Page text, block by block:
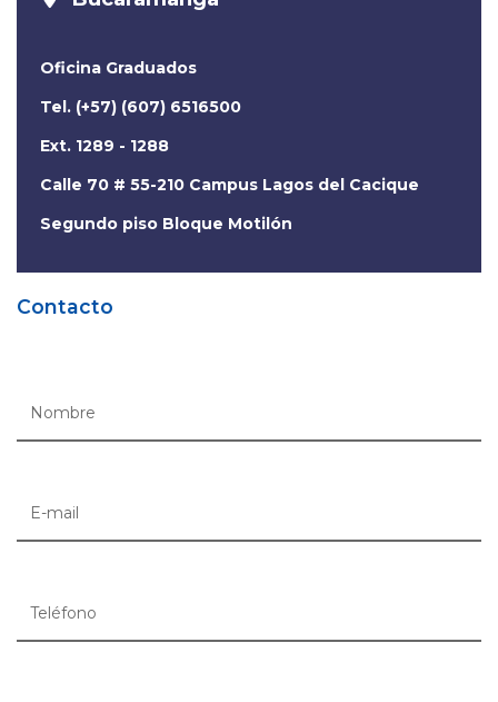
Oficina Graduados
Tel. (+57) (607) 6516500
Ext. 1289 - 1288
Calle 70 # 55-210 Campus Lagos del Cacique
Segundo piso Bloque Motilón
Contacto